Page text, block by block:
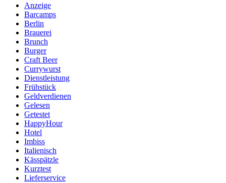
Anzeige
Barcamps
Berlin
Brauerei
Brunch
Burger
Craft Beer
Currywurst
Dienstleistung
Frühstück
Geldverdienen
Gelesen
Getestet
HappyHour
Hotel
Imbiss
Italienisch
Kässpätzle
Kurztest
Lieferservice